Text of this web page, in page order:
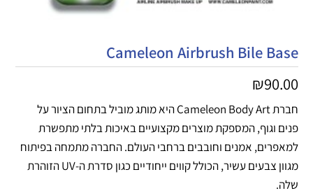
Cameleon Airbrush Bile Base
₪90.00
חברת Cameleon Body Art היא מותג מוביל בתחום הציור על
פנים וגוף, המספקת מוצרים מקצועיים באיכות בלתי מתפשרת
למאפרים, אמנים וחובבים ברחבי העולם. החברה מתמחה בפיתוח
מגוון צבעים עשיר, הכולל קווים ייחודיים כגון סדרת ה-UV הזוהרת
שלה.